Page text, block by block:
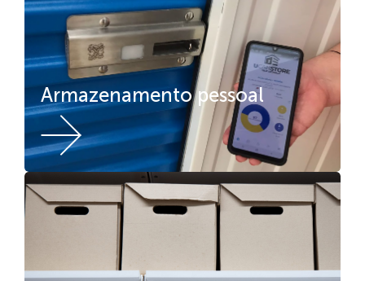
Armazenamento pessoal